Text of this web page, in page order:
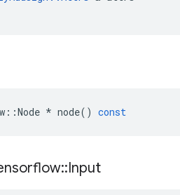
::Node * node() const
::Input